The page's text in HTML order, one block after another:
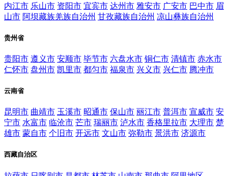
内江市 乐山市 资阳市 宜宾市 达州市 雅安市 广安市 巴中市 眉
山市 阿坝藏族羌族自治州 甘孜藏族自治州 凉山彝族自治州
贵州省
贵阳市 遵义市 安顺市 毕节市 六盘水市 铜仁市 清镇市 赤水市
仁怀市 盘州市 凯里市 都匀市 福泉市 兴义市 兴仁市 腾冲市
云南省
昆明市 曲靖市 玉溪市 昭通市 保山市 丽江市 普洱市 宣威市 安
宁市 水富市 临沧市 芒市 瑞丽市 泸水市 香格里拉市 大理市 楚
雄市 蒙自市 个旧市 开远市 文山市 弥勒市 景洪市 济源市
西藏自治区